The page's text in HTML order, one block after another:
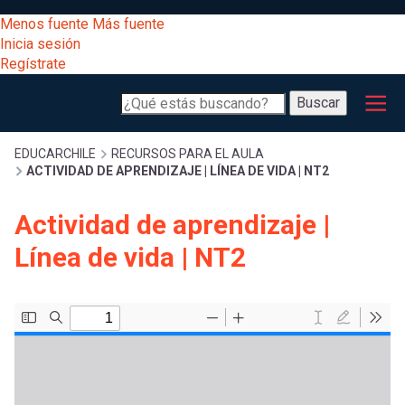
al
contenido
principal
[Educarchile
Escritorio]
Menú
entrar
a
Menos fuente Más fuente
Inicia sesión
Regístrate
Buscar
Buscar
Menú
principal
Desarrollo
Expand
Gestión
Expand
Comunidad
Expand
Expand
Sobrescribir
enlaces
de
ayuda
EDUCARCHILE
RECURSOS PARA EL AULA
ACTIVIDAD DE APRENDIZAJE | LÍNEA DE VIDA | NT2
Actividad de aprendizaje |
Línea de vida | NT2registrarte.